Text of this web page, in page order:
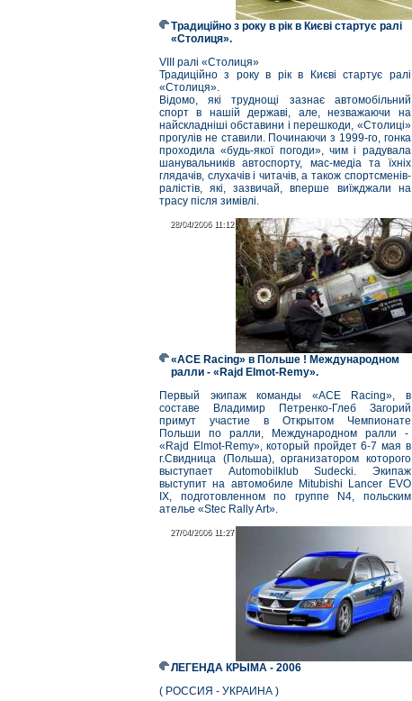
Традиційно з року в рік в Києві стартує ралі
«Столиця».
VIII ралі «Столиця»
Традиційно з року в рік в Києві стартує ралі
«Столиця».
Відомо, які труднощі зазнає автомобільний
спорт в нашій державі, але, незважаючи на
найскладніші обставини і перешкоди, «Столиці»
прогулів не ставили. Починаючи з 1999-го, гонка
проходила «будь-якої погоди», чим і радувала
шанувальників автоспорту, мас-медіа та їхніх
глядачів, слухачів і читачів, а також спортсменів-
ралістів, які, зазвичай, вперше виїжджали на
трасу після зимівлі.
28/04/2006 11:12
28/04/2006 11:12
«ACE Racing» в Польше ! Международном
ралли - «Rajd Elmot-Remy».
Первый экипаж команды «ACE Racing», в
составе Владимир Петренко-Глеб Загорий
примут участие в Открытом Чемпионате
Польши по ралли, Международном ралли -
«Rajd Elmot-Remy», который пройдет 6-7 мая в
г.Свидница (Польша), организатором которого
выступает Automobilklub Sudecki. Экипаж
выступит на автомобиле Mitubishi Lancer EVO
IX, подготовленном по группе N4, польским
ателье «Stec Rally Art».
27/04/2006 11:27
27/04/2006 11:27
ЛЕГЕНДА КРЫМА - 2006
( РОССИЯ - УКРАИНА )